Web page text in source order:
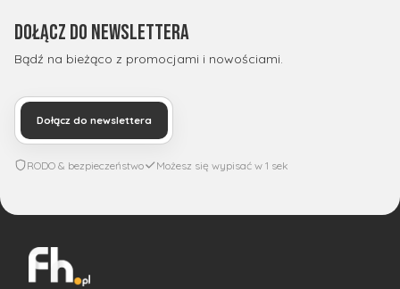
Dołącz do newslettera
Bądź na bieżąco z promocjami i nowościami.
Dołącz do newslettera
RODO & bezpieczeństwo Możesz się wypisać w 1 sek